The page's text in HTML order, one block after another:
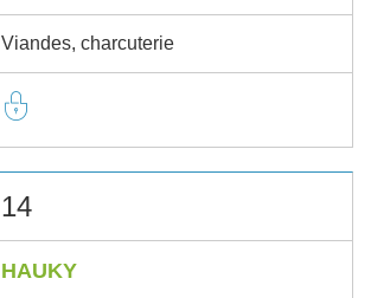
Viandes, charcuterie
14
HAUKY